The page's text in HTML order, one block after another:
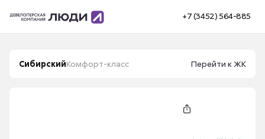
+7 (3452) 564-885
СибирскийКомфорт-класс Перейти к ЖК